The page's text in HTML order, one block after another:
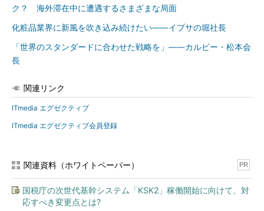
ク？ 海外滞在中に遭遇するさまざまな局面
化粧品業界に新風を吹き込み続けたい――イプサの堀社長
「世界のスタンダードに合わせた戦略を」――カルビー・松本会
長
関連リンク
ITmedia エグゼクティブ
ITmedia エグゼクティブ会員登録
関連資料（ホワイトペーパー） PR
国税庁の次世代基幹システム「KSK2」稼働開始に向けて、対
応すべき変更点とは?